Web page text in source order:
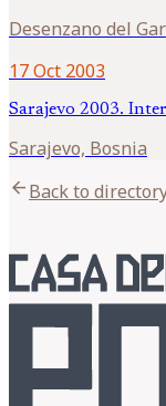
Desenzano del
17 Oct 2003
Sarajevo 2003.
Sarajevo, Bosnia
arrow_backBack to